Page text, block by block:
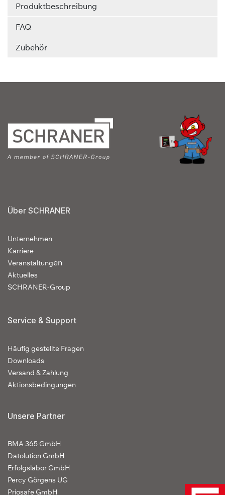
Produktbeschreibung
FAQ
Zubehör
Über SCHRANER
Unternehmen
Karriere
Veranstaltungen
Aktuelles
SCHRANER-Group
Service & Support
Häufig gestellte Fragen
Downloads
Versand & Zahlung
Aktionsbedingungen
Unsere Partner
BMA 365 GmbH
Datolution GmbH
Erfolgslabor GmbH
Percy Görgens UG
Priosafe GmbH